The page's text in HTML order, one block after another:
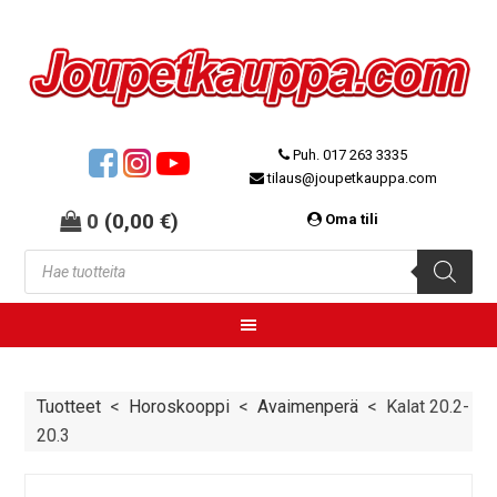
0 (0,00€)
Puh. 017 263 3335
tilaus@joupetkauppa.com
Oma tili
Tuotteet < Horoskooppi <Avaimenperä < Kalat 20.2-
20.3